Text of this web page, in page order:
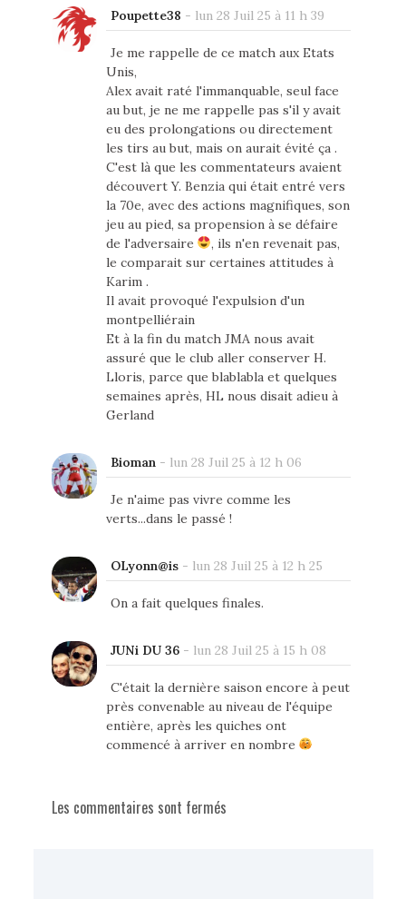
Poupette38 - lun 28 Juil 25 à 11 h 39
Je me rappelle de ce match aux Etats
Unis,
Alex avait raté l'immanquable, seul face
au but, je ne me rappelle pas s'il y avait
eu des prolongations ou directement
les tirs au but, mais on aurait évité ça .
C'est là que les commentateurs avaient
découvert Y. Benzia qui était entré vers
la 70e, avec des actions magnifiques, son
jeu au pied, sa propension à se défaire
de l'adversaire
, ils n'en revenait pas,
le comparait sur certaines attitudes à
Karim .
Il avait provoqué l'expulsion d'un
montpelliérain
Et à la fin du match JMA nous avait
assuré que le club aller conserver H.
Lloris, parce que blablabla et quelques
semaines après, HL nous disait adieu à
Gerland
Bioman - lun 28 Juil 25 à 12 h 06
Je n'aime pas vivre comme les
verts...dans le passé !
OLyonn@is- lun 28 Juil 25 à 12 h 25
On a fait quelques finales.
JUNi DU 36- lun 28 Juil 25 à 15 h 08
C'était la dernière saison encore à peut
près convenable au niveau de l'équipe
entière, après les quiches ont
commencé à arriver en nombre
Les commentaires sont fermés